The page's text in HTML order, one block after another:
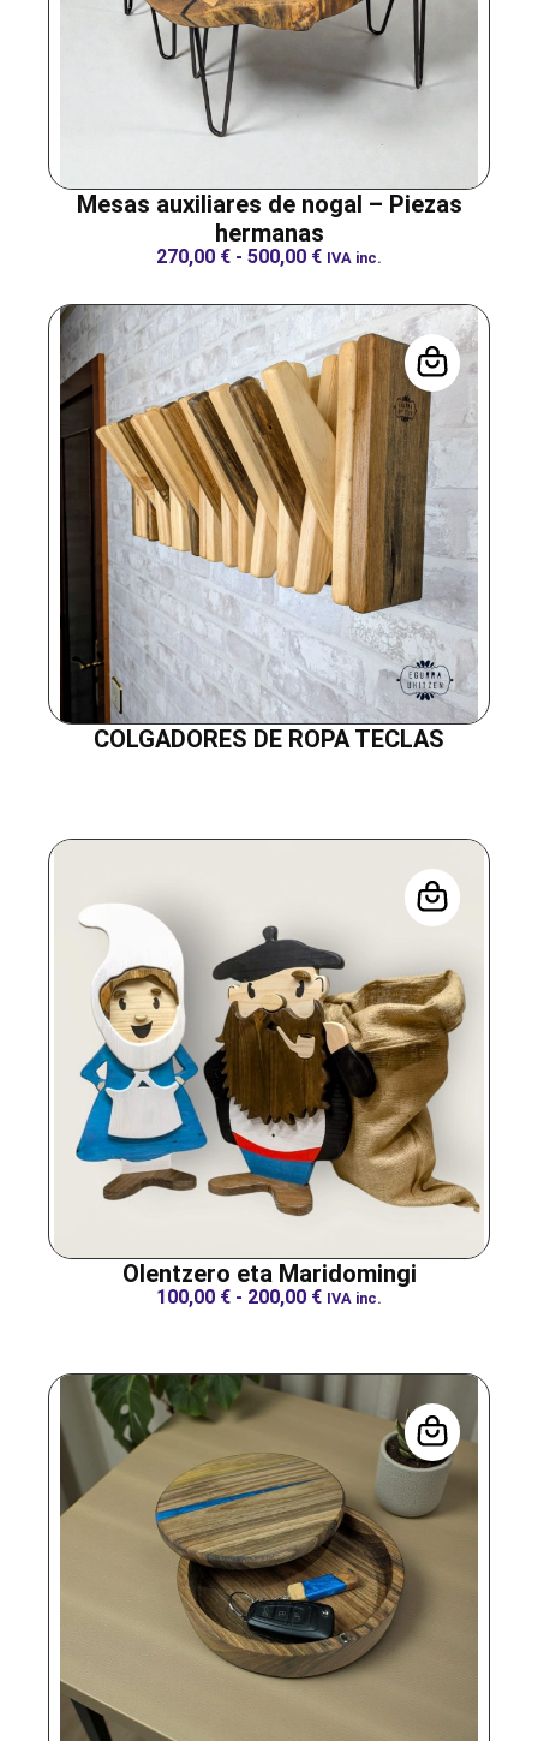
Mesas auxiliares de nogal – Piezas
hermanas
270,00 € - 500,00 € IVA inc.
COLGADORES DE ROPA TECLAS
Olentzero eta Maridomingi
100,00 € - 200,00 € IVA inc.